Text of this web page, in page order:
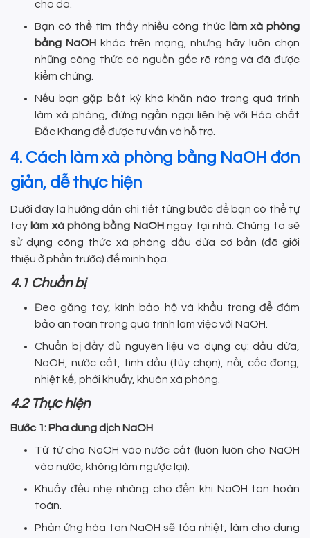
cho da.
Bạn có thể tìm thấy nhiều công thức làm xà phòng
bằng NaOHkhác trên mạng, nhưng hãy luôn chọn
những công thức có nguồn gốc rõ ràng và đã được
kiểm chứng.
Nếu bạn gặp bất kỳ khó khăn nào trong quá trình
làm xà phòng, đừng ngần ngại liên hệ với Hóa chất
Đắc Khang để được tư vấn và hỗ trợ.
4. Cách làm xà phòng bằng NaOH đơn
giản, dễ thực hiện
Dưới đây là hướng dẫn chi tiết từng bước để bạn có thể tự
tay làm xà phòng bằng NaOHngay tại nhà. Chúng ta sẽ
sử dụng công thức xà phòng dầu dừa cơ bản (đã giới
thiệu ở phần trước) để minh họa.
4.1 Chuẩn bị
Đeo găng tay, kính bảo hộ và khẩu trang để đảm
bảo an toàn trong quá trình làm việc với NaOH.
Chuẩn bị đầy đủ nguyên liệu và dụng cụ: dầu dừa,
NaOH, nước cất, tinh dầu (tùy chọn), nồi, cốc đong,
nhiệt kế, phới khuấy, khuôn xà phòng.
4.2 Thực hiện
Bước 1: Pha dung dịch NaOH
Từ từ cho NaOH vào nước cất (luôn luôn cho NaOH
vào nước, không làm ngược lại).
Khuấy đều nhẹ nhàng cho đến khi NaOH tan hoàn
toàn.
Phản ứng hòa tan NaOH sẽ tỏa nhiệt, làm cho dung